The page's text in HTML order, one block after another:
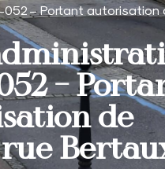
– Portant autorisation
–
de